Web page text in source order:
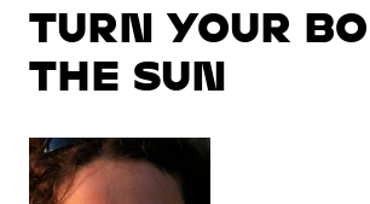
TURN YOUR
THE SUN